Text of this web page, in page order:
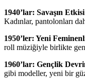
1940’lar: Savaşın
Kadınlar, pantolonları
1950’ler: Yeni
roll müziğiyle birlikte
1960’lar: Gençlik
gibi modeller, yeni bir